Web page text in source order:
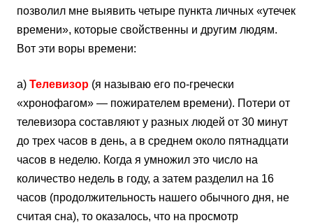
позволил мне выявить четыре пункта личных «утечек
времени», которые свойственны и другим людям.
Вот эти воры времени:
а) Телевизор (я называю его по-гречески
«хронофагом» — пожирателем времени). Потери от
телевизора составляют у разных людей от 30 минут
до трех часов в день, а в среднем около пятнадцати
часов в неделю. Когда я умножил это число на
количество недель в году, а затем разделил на 16
часов (продолжительность нашего обычного дня, не
считая сна), то оказалось, что на просмотр